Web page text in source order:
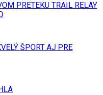
PRETEKU TRAIL RELAY
ŠPORT AJ PRE